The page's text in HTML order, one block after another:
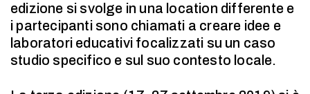
edizione si svolge in una location differente e
i partecipanti sono chiamati a creare idee e
laboratori educativi focalizzati su un caso
studio specifico e sul suo contesto locale.